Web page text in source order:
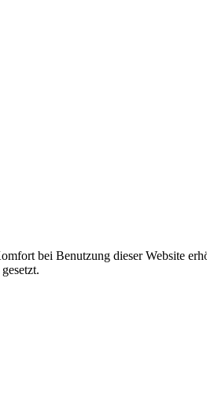
bei Benutzung dieser Website